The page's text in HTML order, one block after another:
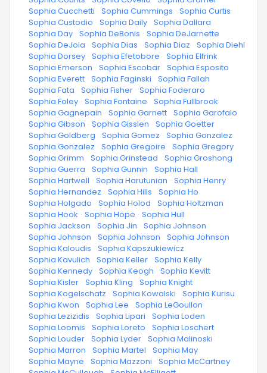
· Sophia Cucchetti · Sophia Cummings · Sophia Curtis
· Sophia Custodio · Sophia Daily · Sophia Dallara
· Sophia Day · Sophia DeBonis · Sophia DeJarnette
· Sophia DeJoia · Sophia Dias · Sophia Diaz · Sophia Diehl
· Sophia Dorsey · Sophia Efetobore · Sophia Elfrink
· Sophia Emerson · Sophia Escobar · Sophia Esposito
· Sophia Everett · Sophia Faginski · Sophia Fallah
· Sophia Fata · Sophia Fisher · Sophia Foderaro
· Sophia Foley · Sophia Fontaine · Sophia Fullbrook
· Sophia Gagnepain · Sophia Garnett · Sophia Garofalo
· Sophia Gibson · Sophia Gisslen · Sophia Goetter
· Sophia Goldberg · Sophia Gomez · Sophia Gonzalez
· Sophia Gonzalez · Sophia Gregoire · Sophia Gregory
· Sophia Grimm · Sophia Grinstead · Sophia Groshong
· Sophia Guerra · Sophia Gunnin · Sophia Hall
· Sophia Hartwell · Sophia Harutunian · Sophia Henry
· Sophia Hernandez · Sophia Hills · Sophia Ho
· Sophia Holgado · Sophia Holod · Sophia Holtzman
· Sophia Hook · Sophia Hope · Sophia Hull
· Sophia Jackson · Sophia Jin · Sophia Johnson
· Sophia Johnson · Sophia Johnson · Sophia Johnson
· Sophia Kaloudis · Sophia Kapszukiewicz
· Sophia Kavulich · Sophia Keller · Sophia Kelly
· Sophia Kennedy · Sophia Keogh · Sophia Kevitt
· Sophia Kisler · Sophia Kling · Sophia Knight
· Sophia Kogelschatz · Sophia Kowalski · Sophia Kurisu
· Sophia Kwon · Sophia Lee · Sophia LeGoullon
· Sophia Lezizidis · Sophia Lipari · Sophia Loden
· Sophia Loomis · Sophia Loreto · Sophia Loschert
· Sophia Louder · Sophia Lyder · Sophia Malinoski
· Sophia Marron · Sophia Martel · Sophia May
· Sophia Mayne · Sophia Mazzoni · Sophia McCartney